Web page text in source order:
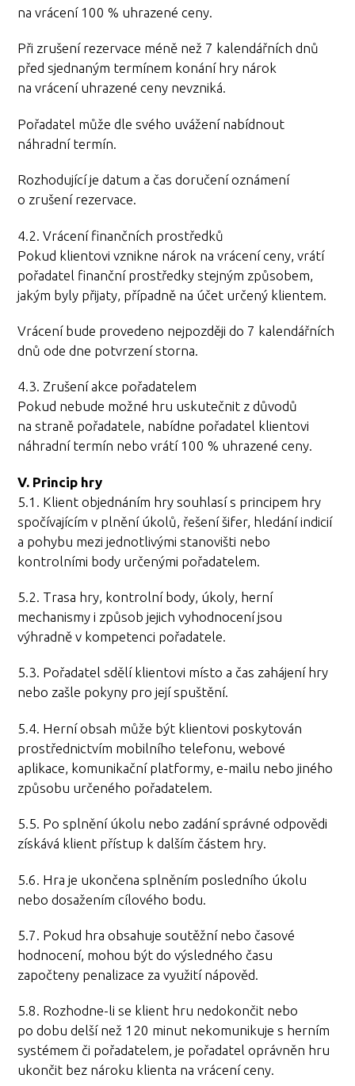
na vrácení 100 % uhrazené ceny.
Při zrušení rezervace méně než 7 kalendářních dnů
před sjednaným termínem konání hry nárok
na vrácení uhrazené ceny nevzniká.
Pořadatel může dle svého uvážení nabídnout
náhradní termín.
Rozhodující je datum a čas doručení oznámení
o zrušení rezervace.
4.2. Vrácení finančních prostředků
Pokud klientovi vznikne nárok na vrácení ceny, vrátí
pořadatel finanční prostředky stejným způsobem,
jakým byly přijaty, případně na účet určený klientem.
Vrácení bude provedeno nejpozději do 7 kalendářních
dnů ode dne potvrzení storna.
4.3. Zrušení akce pořadatelem
Pokud nebude možné hru uskutečnit z důvodů
na straně pořadatele, nabídne pořadatel klientovi
náhradní termín nebo vrátí 100 % uhrazené ceny.
V. Princip hry
5.1. Klient objednáním hry souhlasí s principem hry
spočívajícím v plnění úkolů, řešení šifer, hledání indicií
a pohybu mezi jednotlivými stanovišti nebo
kontrolními body určenými pořadatelem.
5.2. Trasa hry, kontrolní body, úkoly, herní
mechanismy i způsob jejich vyhodnocení jsou
výhradně v kompetenci pořadatele.
5.3. Pořadatel sdělí klientovi místo a čas zahájení hry
nebo zašle pokyny pro její spuštění.
5.4. Herní obsah může být klientovi poskytován
prostřednictvím mobilního telefonu, webové
aplikace, komunikační platformy, e-mailu nebo jiného
způsobu určeného pořadatelem.
5.5. Po splnění úkolu nebo zadání správné odpovědi
získává klient přístup k dalším částem hry.
5.6. Hra je ukončena splněním posledního úkolu
nebo dosažením cílového bodu.
5.7. Pokud hra obsahuje soutěžní nebo časové
hodnocení, mohou být do výsledného času
započteny penalizace za využití nápověd.
5.8. Rozhodne-li se klient hru nedokončit nebo
po dobu delší než 120 minut nekomunikuje s herním
systémem či pořadatelem, je pořadatel oprávněn hru
ukončit bez nároku klienta na vrácení ceny.